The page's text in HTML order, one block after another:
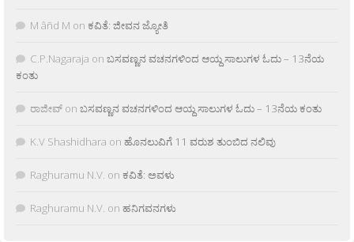
M âñd M on ಕವಿತೆ: ಜೀವನ ಜ್ಯೋತಿ
C.P.Nagaraja on ಬಸವಣ್ಣನ ವಚನಗಳಿಂದ ಆಯ್ದ ಸಾಲುಗಳ ಓದು – 13ನೆಯ
ಕಂತು
ರಾಜೀವ್ on ಬಸವಣ್ಣನ ವಚನಗಳಿಂದ ಆಯ್ದ ಸಾಲುಗಳ ಓದು – 13ನೆಯ ಕಂತು
K.V Shashidhara on ಹೊನಲುವಿಗೆ 11 ವರುಶ ತುಂಬಿದ ನಲಿವು
Raghuramu N.V. on ಕವಿತೆ: ಅವಳು
Raghuramu N.V. on ಹನಿಗವನಗಳು